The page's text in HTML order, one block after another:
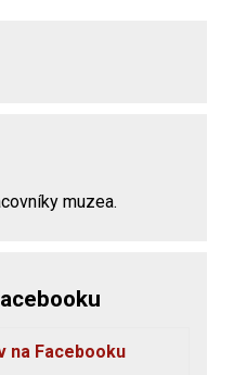
muzea.
na Facebooku